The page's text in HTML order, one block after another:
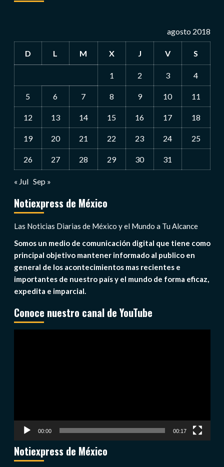
agosto 2018
D L M X J V S
1 2 3 4
5 6 7 8 9 10 11
12 13 14 15 16 17 18
19 20 21 22 23 24 25
26 27 28 29 30 31
« Jul Sep »
Notiexpress de México
Las Noticias Diarias de México y el Mundo a Tu Alcance
Somos un medio de comunicación digital que tiene como
principal objetivo mantener informado al publico en
general de los acontecimientos mas recientes e
importantes de nuestro país y el mundo de forma eficaz,
expedita e imparcial.
Conoce nuestro canal de YouTube
00:00 00:17
Notiexpress de México